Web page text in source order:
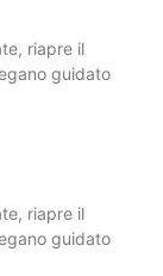
riapre il
guidato
riapre il
guidato